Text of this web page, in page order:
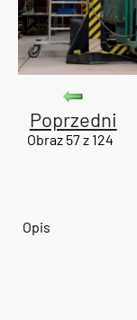
Poprzedni
Obraz 57 z 124
Opis